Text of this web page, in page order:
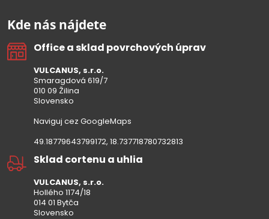
Kde nás nájdete
Office a sklad povrchových úprav
VULCANUS, s.r.o.
Smaragdová 619/7
010 09 Žilina
Slovensko
Naviguj cez GoogleMaps
49.18779643799172, 18.737718780732813
Sklad cortenu a uhlia
VULCANUS, s.r.o.
Hollého 1174/18
014 01 Bytča
Slovensko